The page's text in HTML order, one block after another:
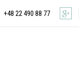
+48 22 490 88 77